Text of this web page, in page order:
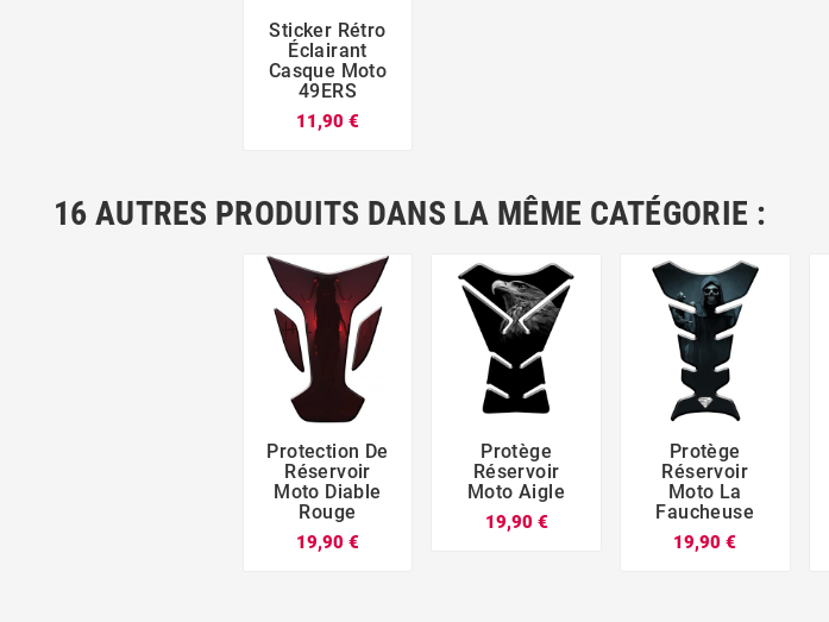
 
Sticker Rétro
Éclairant
Casque Moto
49ERS
11,90 €
16 AUTRES PRODUITS DANS LA MÊME CATÉGORIE :
 
Protection De
Réservoir
Moto Diable
Rouge
19,90 €
 
Protège
Réservoir
Moto Aigle
19,90 €
 
Protège
Réservoir
Moto La
Faucheuse
19,90 €